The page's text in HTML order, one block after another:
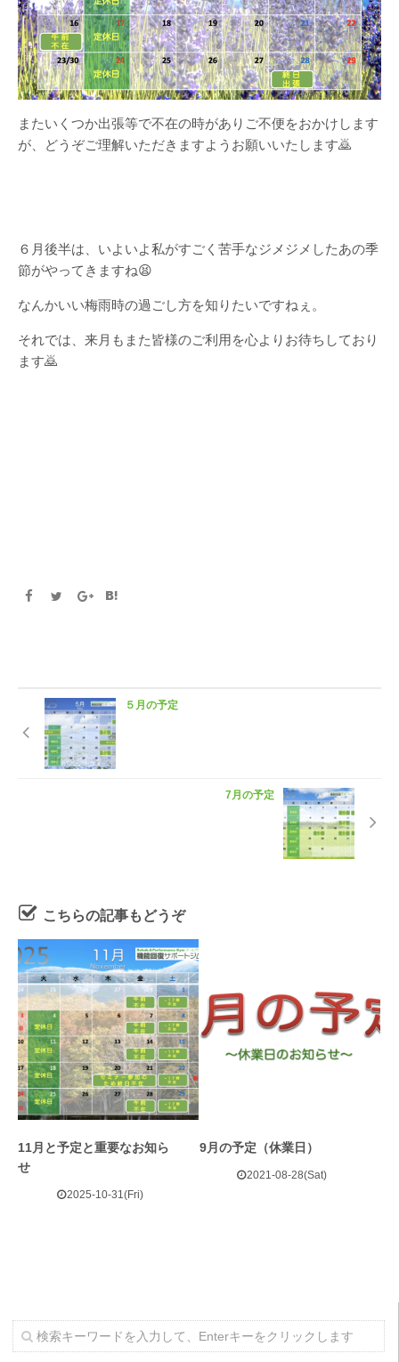
またいくつか出張等で不在の時がありご不便をおかけします
が、どうぞご理解いただきますようお願いいたします🙇
６月後半は、いよいよ私がすごく苦手なジメジメしたあの季
節がやってきますね😫
なんかいい梅雨時の過ごし方を知りたいですねぇ。
それでは、来月もまた皆様のご利用を心よりお待ちしており
ます🙇
５月の予定
7月の予定
こちらの記事もどうぞ
11月と予定と重要なお知ら
せ
2025-10-31(Fri)
9月の予定（休業日）
2021-08-28(Sat)